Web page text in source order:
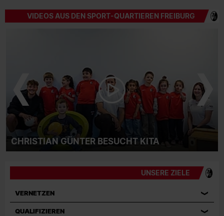
VIDEOS AUS DEN SPORT-QUARTIEREN FREIBURG
CHRISTIAN GÜNTER BESUCHT KITA
UNSERE ZIELE
VERNETZEN
QUALIFIZIEREN